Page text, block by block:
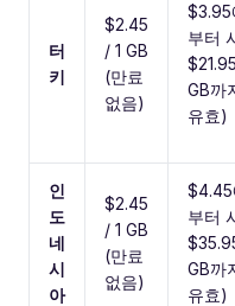
터
키
$2.45
/ 1 GB
(만료
없음)
$3.95
부터
GB까
유효)
인
도
네
시
아
$2.45
/ 1 GB
(만료
없음)
$4.45
부터
GB까
유효)